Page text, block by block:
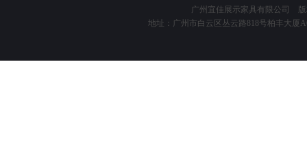
广州宜佳展示家具有限公司
地址：广州市白云区丛云路818号柏丰大